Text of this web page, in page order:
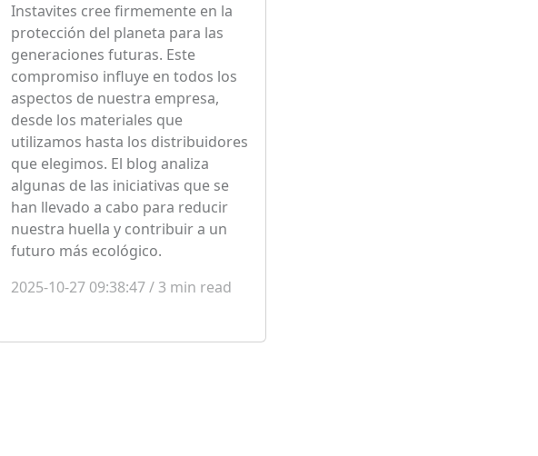
Instavites cree firmemente en la
protección del planeta para las
generaciones futuras. Este
compromiso influye en todos los
aspectos de nuestra empresa,
desde los materiales que
utilizamos hasta los distribuidores
que elegimos. El blog analiza
algunas de las iniciativas que se
han llevado a cabo para reducir
nuestra huella y contribuir a un
futuro más ecológico.
2025-10-27 09:38:47/3 min read